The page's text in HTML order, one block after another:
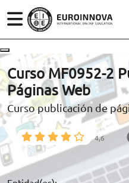
ÁREAS
ESTUDIOS
CONOCE EUROINNOVA
BECAS Y FINANCIACIÓN
CONTACTO
(+34)958 050 200(gratuito
900 831 200
TRABAJA CON NOSOTROS
Curso MF0952-2
Páginas Web
Curso publicación de
4,6